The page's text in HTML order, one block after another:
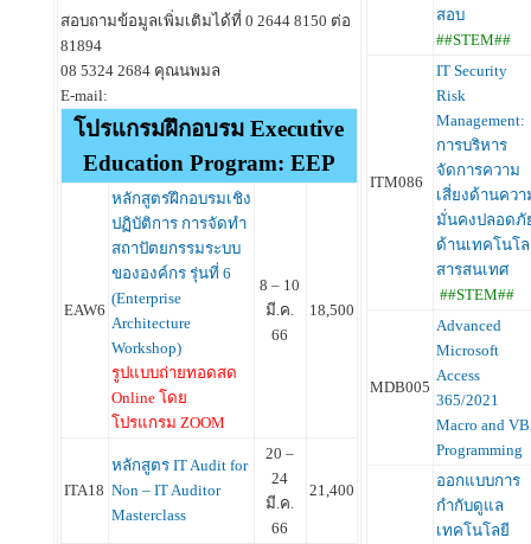
สอบถามข้อมูลเพิ่มเติมได้ที่ 0 2644 8150 ต่อ
81894
08 5324 2684 คุณนพมล
E-mail:
โปรแกรมฝึกอบรม Executive
Education Program: EEP
EAW6
หลักสูตรฝึกอบรมเชิง
ปฏิบัติการ การจัดทำ
สถาปัตยกรรมระบบ
ขององค์กร รุ่นที่ 6
(Enterprise
Architecture
Workshop)
รูปแบบถ่ายทอดสด
Online โดย
โปรแกรม ZOOM
8 – 10
มี.ค.
66
18,500
ITA18
หลักสูตร IT Audit for
Non – IT Auditor
Masterclass
20 –
24
มี.ค.
66
21,400
สอบ
##STEM##
ITM086
IT Security
Risk
Management:
การบริหาร
จัดการความ
เสี่ยงด้านควา
มั่นคงปลอดภั
ด้านเทคโนโ
สารสนเทศ
##STEM##
MDB005
Advanced
Microsoft
Access
365/2021
Macro and
Programming
ออกแบบการ
กำกับดูแล
เทคโนโลยี